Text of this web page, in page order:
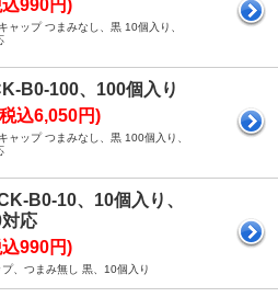
990円)
ャップ つまみなし、黒 10個入り、
B0-100、100個入り
込6,050円)
ャップ つまみなし、黒 100個入り、
B0-10、10個入り、
応
990円)
、つまみ無し 黒、10個入り